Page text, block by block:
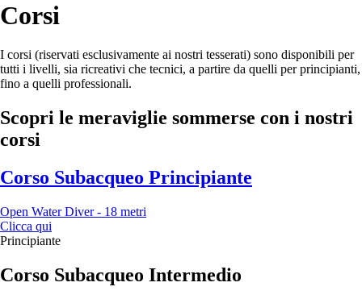
Corsi
I corsi (riservati esclusivamente ai nostri tesserati) sono disponibili per
tutti i livelli, sia ricreativi che tecnici, a partire da quelli per principianti,
fino a quelli professionali.
Scopri le meraviglie sommerse con i nostri
corsi
Corso Subacqueo Principiante
Open Water Diver - 18 metri
Clicca qui
Principiante
Corso Subacqueo Intermedio